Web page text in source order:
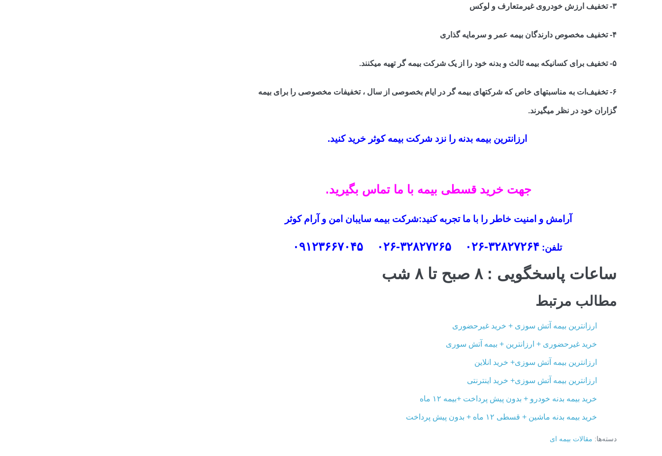
۳- تخفیف ارزش خودروی غیرمتعارف و لوکس
۴- تخفیف مخصوص دارندگان بیمه عمر و سرمایه گذاری
۵- تخفیف برای کسانیکه بیمه ثالث و بدنه خود را از یک شرکت بیمه گر تهیه میکنند.
۶- تخفیف‌ات به مناسبتهای خاص که شرکتهای بیمه گر در ایام بخصوصی از سال ، تخفیفات مخصوصی را برای بیمه
گزاران خود در نظر میگیرند.
ارزانترین بیمه بدنه را نزد شرکت بیمه کوثر خرید کنید.
جهت خرید قسطی بیمه با ما تماس بگیرید.
آرامش و امنیت خاطر را با ما تجربه کنید:شرکت بیمه سایبان امن و آرام کوثر
تلفن:۳۲۸۲۷۲۶۴-۰۲۶ ۳۲۸۲۷۲۶۵-۰۲۶ ۰۹۱۲۳۶۶۷۰۴۵
ساعات پاسخگویی : ۸ صبح تا ۸ شب
مطالب مرتبط
ارزانترین بیمه آتش سوزی + خرید غیرحضوری
خرید غیرحضوری + ارزانترین + بیمه آتش سوری
ارزانترین بیمه آتش سوزی+ خرید انلاین
ارزانترین بیمه آتش سوزی+ خرید اینترنتی
خرید بیمه بدنه خودرو + بدون پیش پرداخت +بیمه ۱۲ ماه
خرید بیمه بدنه ماشین + قسطی ۱۲ ماه + بدون پیش پرداخت
دسته‌ها: مقالات بیمه ای